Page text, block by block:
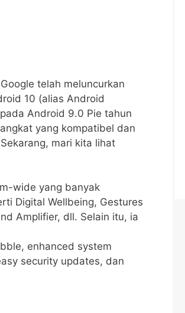
telah meluncurkan
10 (alias Android
Android 9.0 Pie tahun
yang kompatibel dan
mari kita lihat
wide yang banyak
Digital Wellbeing, Gestures
Amplifier, dll. Selain itu, ia
enhanced system
security updates, dan